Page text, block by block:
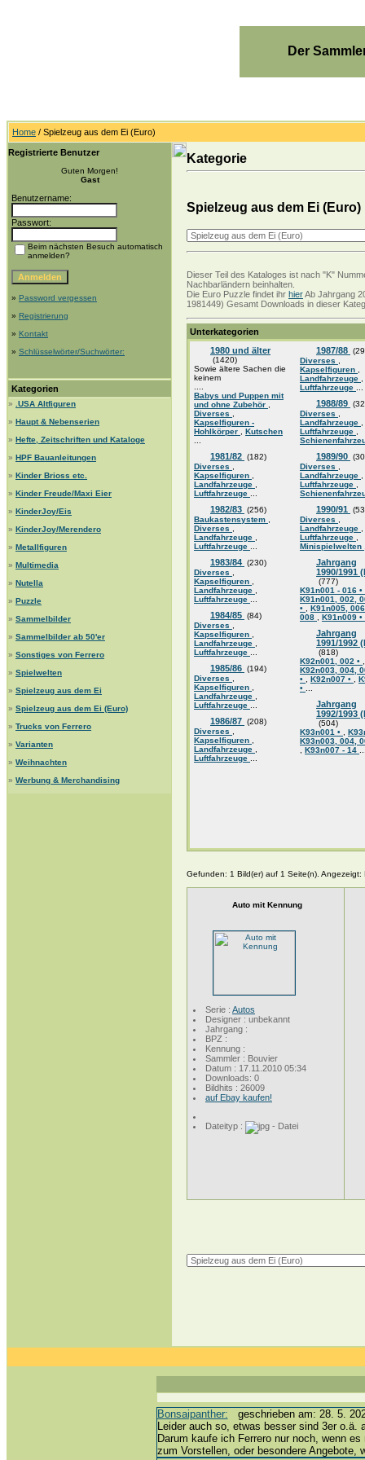
Der
Home / Spielzeug aus dem Ei (Euro)
Registrierte Benutzer
Guten Morgen!
Gast
Benutzername:
Passwort:
Beim nächsten Besuch automatisch
anmelden?
» Password vergessen
» Registrierung
» Kontakt
» Schlüsselwörter/Suchwörter:
Kategorien
»
.USA Altfiguren
» Haupt & Nebenserien
» Hefte, Zeitschriften und Kataloge
» HPF Bauanleitungen
» Kinder Brioss etc.
» Kinder Freude/Maxi Eier
» KinderJoy/Eis
» KinderJoy/Merendero
» Metallfiguren
» Multimedia
» Nutella
» Puzzle
» Sammelbilder
» Sammelbilder ab 50'er
» Sonstiges von Ferrero
» Spielwelten
» Spielzeug aus dem Ei
» Spielzeug aus dem Ei (Euro)
» Trucks von Ferrero
» Varianten
» Weihnachten
» Werbung & Merchandising
Kategorie
Spielzeug aus dem Ei (Euro)
Dieser Teil des Kataloges ist nach "K"
Nachbarländern beinhalten.
Die Euro Puzzle findet ihr hierAb Jahrgang
1981449) Gesamt Downloads in dieser
Unterkategorien
1980 und älter
(1420)
Sowie ältere Sachen die
keinem
Babys und Puppen mit
und ohne Zubehör
Diverses
Kapselfiguren -
Hohlkörper
Kutschen
1981/82 (182)
Diverses
Kapselfiguren
Landfahrzeuge
Luftfahrzeuge
1982/83 (256)
Baukastensystem
Diverses
Landfahrzeuge
Luftfahrzeuge
1983/84 (230)
Diverses
Kapselfiguren
Landfahrzeuge
Luftfahrzeuge
1984/85 (84)
Diverses
Kapselfiguren
Landfahrzeuge
Luftfahrzeuge
1985/86 (194)
Diverses
Kapselfiguren
Landfahrzeuge
Luftfahrzeuge
1986/87 (208)
Diverses
Kapselfiguren
Landfahrzeuge
Luftfahrzeuge
1987/88
Diverses
Kapselfiguren
Landfahrzeuge
Luftfahrzeuge
1988/89
Diverses
Landfahrzeuge
Luftfahrzeuge
1989/90
Diverses
Landfahrzeuge
Luftfahrzeuge
1990/91
Diverses
Landfahrzeuge
Luftfahrzeuge
Minispielwelten
Jahrgang
1990/1991
(777)
K91n001 - 016 •
K91n001, 002,
•
K91n005,
008
K91n009 •
Jahrgang
1991/1992
(818)
K92n001, 002 •
K92n003, 004,
•
K92n007 •
•
Jahrgang
1992/1993
(504)
K93n001 •
K93n003, 004,
K93n007 - 14
Gefunden: 1 Bild(er) auf 1 Seite(n). Angezeigt:
Auto mit Kennung
Serie : Autos
Designer : unbekannt
Jahrgang :
BPZ :
Kennung :
Sammler : Bouvier
Datum : 17.11.2010 05:34
Downloads: 0
Bildhits : 26009
auf Ebay kaufen!
Dateityp :
Bonsaipanther: geschrieben am: 28. 5.
Leider auch so, etwas besser sind 3er o.ä.
Darum kaufe ich Ferrero nur noch, wenn
zum Vorstellen, oder besondere Angebote,